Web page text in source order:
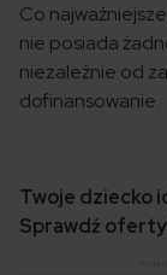
Co
nie posiada
niezależnie od
dofinansowanie.
Twoje dziecko
Sprawdź oferty